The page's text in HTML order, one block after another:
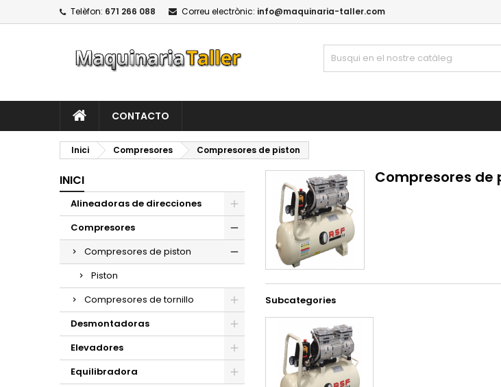
Telèfon: 671 266 088 Correu electrònic: info@maquinaria-taller.com
CONTACTO
Inici Compresores Compresores de piston
INICI
Alineadoras de direcciones
Compresores
Compresores de piston
Piston
Compresores de tornillo
Desmontadoras
Elevadores
Equilibradora
Compresores de
Subcategories